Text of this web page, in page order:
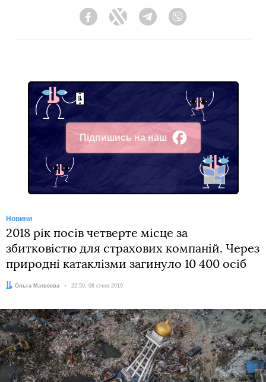
FacebookTwitter Telegram
Підпишись на наш
Facebook
Новини
2018 рік посів четверте місце за
збитковістю для страхових компаній. Через
природні катаклізми загинуло 10 400 осіб
Автор:
Ольга Матвєєва Дата:
22:50, 08 січня 2019